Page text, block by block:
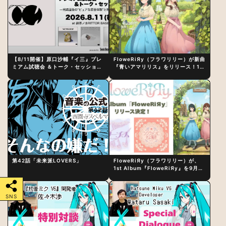
【8/11開催】原口沙輔『イ三』プレ
ミアム試聴会 ＆トーク・セッション
制作秘話
FloweRiЯy（フラワリリー）が新曲
『青いアマリリス』をリリース！1st
第42話「未来派LOVERS」
FloweRiЯy（フラワリリー）が、
1st Album『FloweRiЯy』を9月23
SNS